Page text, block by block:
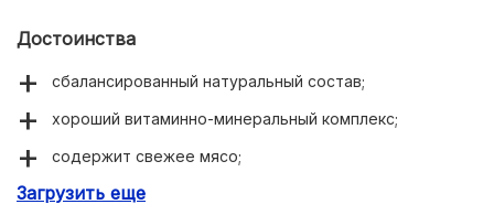
Достоинства
сбалансированный натуральный состав;
хороший витаминно-минеральный комплекс;
содержит свежее мясо;
улучшает пищеварение;
Загрузить еще